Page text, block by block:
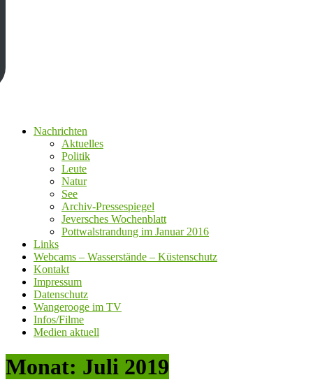
Nachrichten
Aktuelles
Politik
Leute
Natur
See
Archiv-Pressespiegel
Jeversches Wochenblatt
Pottwalstrandung im Januar 2016
Links
Webcams – Wasserstände – Küstenschutz
Kontakt
Impressum
Datenschutz
Wangerooge im TV
Infos/Filme
Medien aktuell
Monat: Juli 2019